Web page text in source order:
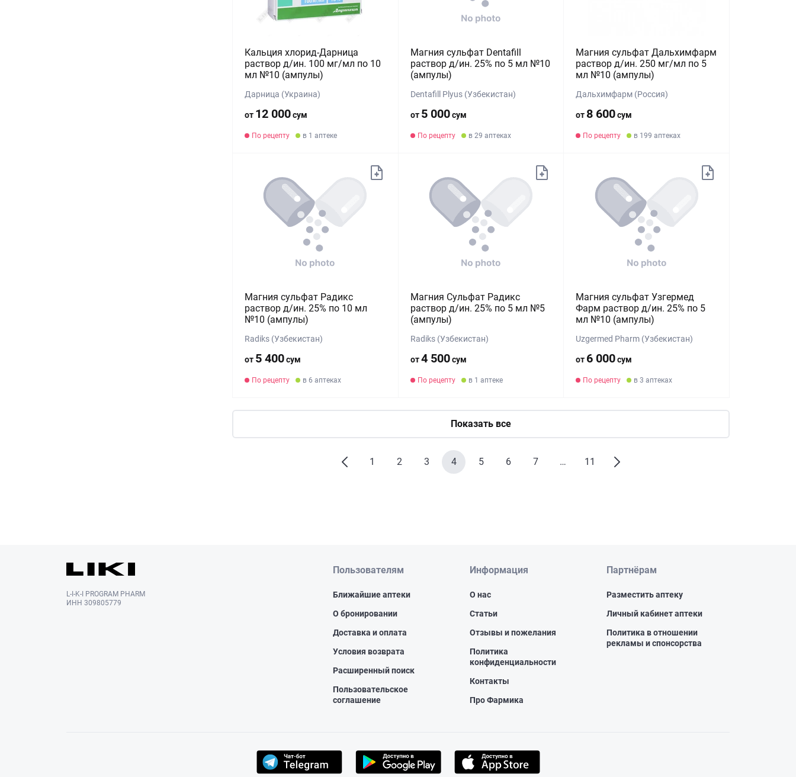
Кальция хлорид-Дарница
раствор д/ин. 100 мг/мл по 10
мл №10 (ампулы)
Дарница (Украина)
от 12 000сум
По рецепту в 1 аптеке
Магния сульфат Dentafill
раствор д/ин. 25% по 5 мл №10
(ампулы)
Dentafill Plyus (Узбекистан)
от 5 000сум
По рецепту в 29 аптеках
Магния сульфат Дальхимфарм
раствор д/ин. 250 мг/мл по 5
мл №10 (ампулы)
Дальхимфарм (Россия)
от 8 600сум
По рецепту в 199 аптеках
Магния сульфат Радикс
раствор д/ин. 25% по 10 мл
№10 (ампулы)
Radiks (Узбекистан)
от 5 400сум
По рецепту в 6 аптеках
Магния Сульфат Радикс
раствор д/ин. 25% по 5 мл №5
(ампулы)
Radiks (Узбекистан)
от4 500сум
По рецепту в 1 аптеке
Магния сульфат Узгермед
Фарм раствор д/ин. 25% по 5
мл №10 (ампулы)
Uzgermed Pharm (Узбекистан)
от 6 000сум
По рецепту в 3 аптеках
Показать все
1 2 3 4 5 6 7 … 11
L-I-K-I PROGRAM PHARM
ИНН 309805779
Пользователям
Ближайшие аптеки
О бронировании
Доставка и оплата
Условия возврата
Расширенный поиск
Пользовательское
соглашение
Информация
О нас
Статьи
Отзывы и пожелания
Политика
конфиденциальности
Контакты
Про Фармика
Партнёрам
Разместить аптеку
Личный кабинет аптеки
Политика в отношении
рекламы и спонсорства